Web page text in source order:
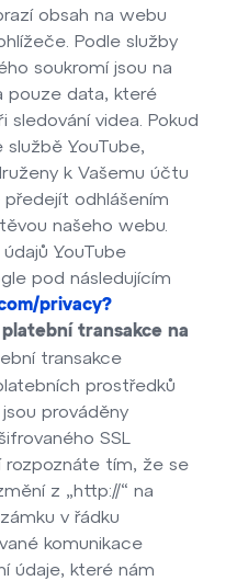
obsah na webu
Podle služby
soukromí jsou na
pouze data, které
sledování videa. Pokud
YouTube,
k Vašemu účtu
odhlášením
našeho webu.
YouTube
pod následujícím
privacy?
transakce na
transakce
prostředků
prováděny
SSL
rozpoznáte tím, že se
z „http://“ na
v řádku
komunikace
údaje, které nám